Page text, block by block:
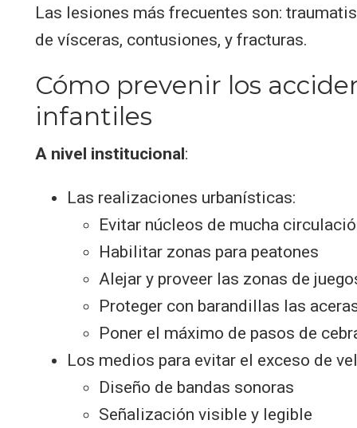
Las lesiones más frecuentes son:
de vísceras, contusiones, y fracturas.
Cómo prevenir los
infantiles
A nivel institucional:
Las realizaciones urbanísticas:
Evitar núcleos de mucha
Habilitar zonas para peatones
Alejar y proveer las zonas de
Proteger con barandillas las
Poner el máximo de pasos de
Los medios para evitar el exceso de
Diseño de bandas sonoras
Señalización visible y legible